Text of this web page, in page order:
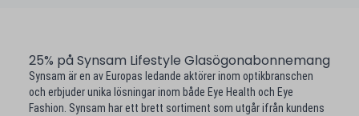
25% på Synsam Lifestyle Glasögonabonnemang
Synsam är en av Europas ledande aktörer inom optikbranschen
och erbjuder unika lösningar inom både Eye Health och Eye
Fashion. Synsam har ett brett sortiment som utgår ifrån kundens